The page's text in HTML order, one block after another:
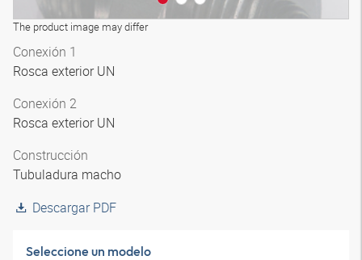
The product image may differ
Conexión 1
Rosca exterior UN
Conexión 2
Rosca exterior UN
Construcción
Tubuladura macho
Descargar PDF
Seleccione un modelo